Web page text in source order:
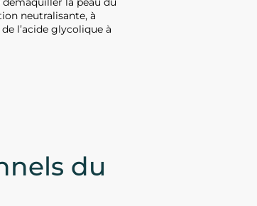
neutralisante, à
l’acide glycolique à
du